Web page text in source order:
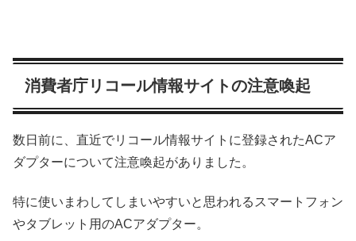
消費者庁リコール情報サイトの注意喚起
数日前に、直近でリコール情報サイトに登録されたACア
ダプターについて注意喚起がありました。
特に使いまわしてしまいやすいと思われるスマートフォン
やタブレット用のACアダプター。